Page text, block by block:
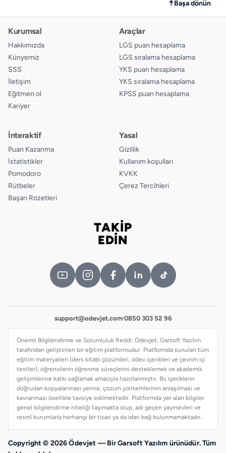
↑Başa dönün
Kurumsal
Hakkımızda
Künyemiz
SSS
İletişim
Eğitmen ol
Kariyer
Araçlar
LGS puan hesaplama
LGS sıralama hesaplama
YKS puan hesaplama
YKS sıralama hesaplama
KPSS puan hesaplama
İnteraktif
Puan Kazanma
İstatistikler
Pomodoro
Rütbeler
Başarı Rozetleri
Yasal
Gizlilik
Kullanım koşulları
KVKK
Çerez Tercihleri
TAKİP
EDİN
support@odevjet.com·0850 303 52 96
Önemli Bilgilendirme ve Sorumluluk Reddi: Ödevjet, Garsoft Yazılım
tarafından geliştirilen bir eğitim platformudur. Platformda sunulan tüm
eğitim materyalleri (ders kitabı çözümleri, ödev içerikleri ve çevrim içi
testler), öğrencilerin öğrenme süreçlerini desteklemek ve akademik
gelişimlerine katkı sağlamak amacıyla hazırlanmıştır. Bu içeriklerin
doğrudan kopyalanması yerine, çözüm yöntemlerinin anlaşılması ve
kavranması özellikle tavsiye edilmektedir. Platformda yer alan bilgiler
genel bilgilendirme niteliği taşımakta olup, adı geçen yayınevleri ve
resmî kurumlarla herhangi bir ticari ya da idari bağ bulunmamaktadır..
Copyright © 2026 Ödevjet — Bir Garsoft Yazılım ürünüdür. Tüm